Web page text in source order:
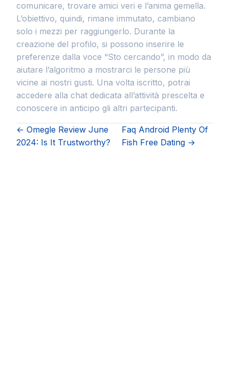
comunicare, trovare amici veri e l’anima gemella.
L’obiettivo, quindi, rimane immutato, cambiano
solo i mezzi per raggiungerlo. Durante la
creazione del profilo, si possono inserire le
preferenze dalla voce “Sto cercando”, in modo da
aiutare l’algoritmo a mostrarci le persone più
vicine ai nostri gusti. Una volta iscritto, potrai
accedere alla chat dedicata all’attività prescelta e
conoscere in anticipo gli altri partecipanti.
← Omegle Review June
2024: Is It Trustworthy?
Faq Android Plenty Of
Fish Free Dating →